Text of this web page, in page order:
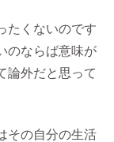
たくないのです
のならば意味が
論外だと思って
その自分の生活